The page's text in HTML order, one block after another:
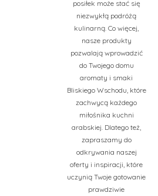
posiłek może stać się
niezwykłą podróżą
kulinarną. Co więcej,
nasze produkty
pozwalają wprowadzić
do Twojego domu
aromaty i smaki
Bliskiego Wschodu, które
zachwycą każdego
miłośnika kuchni
arabskiej. Dlatego też,
zapraszamy do
odkrywania naszej
oferty i inspiracji, które
uczynią Twoje gotowanie
prawdziwie